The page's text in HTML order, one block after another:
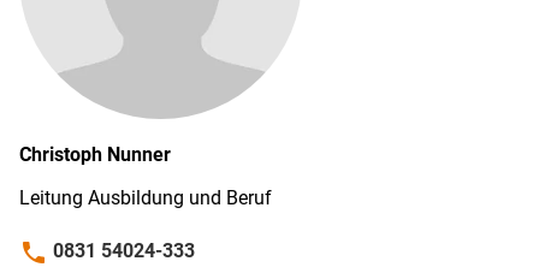
Christoph Nunner
Leitung Ausbildung und Beruf
phone 0831 54024-333